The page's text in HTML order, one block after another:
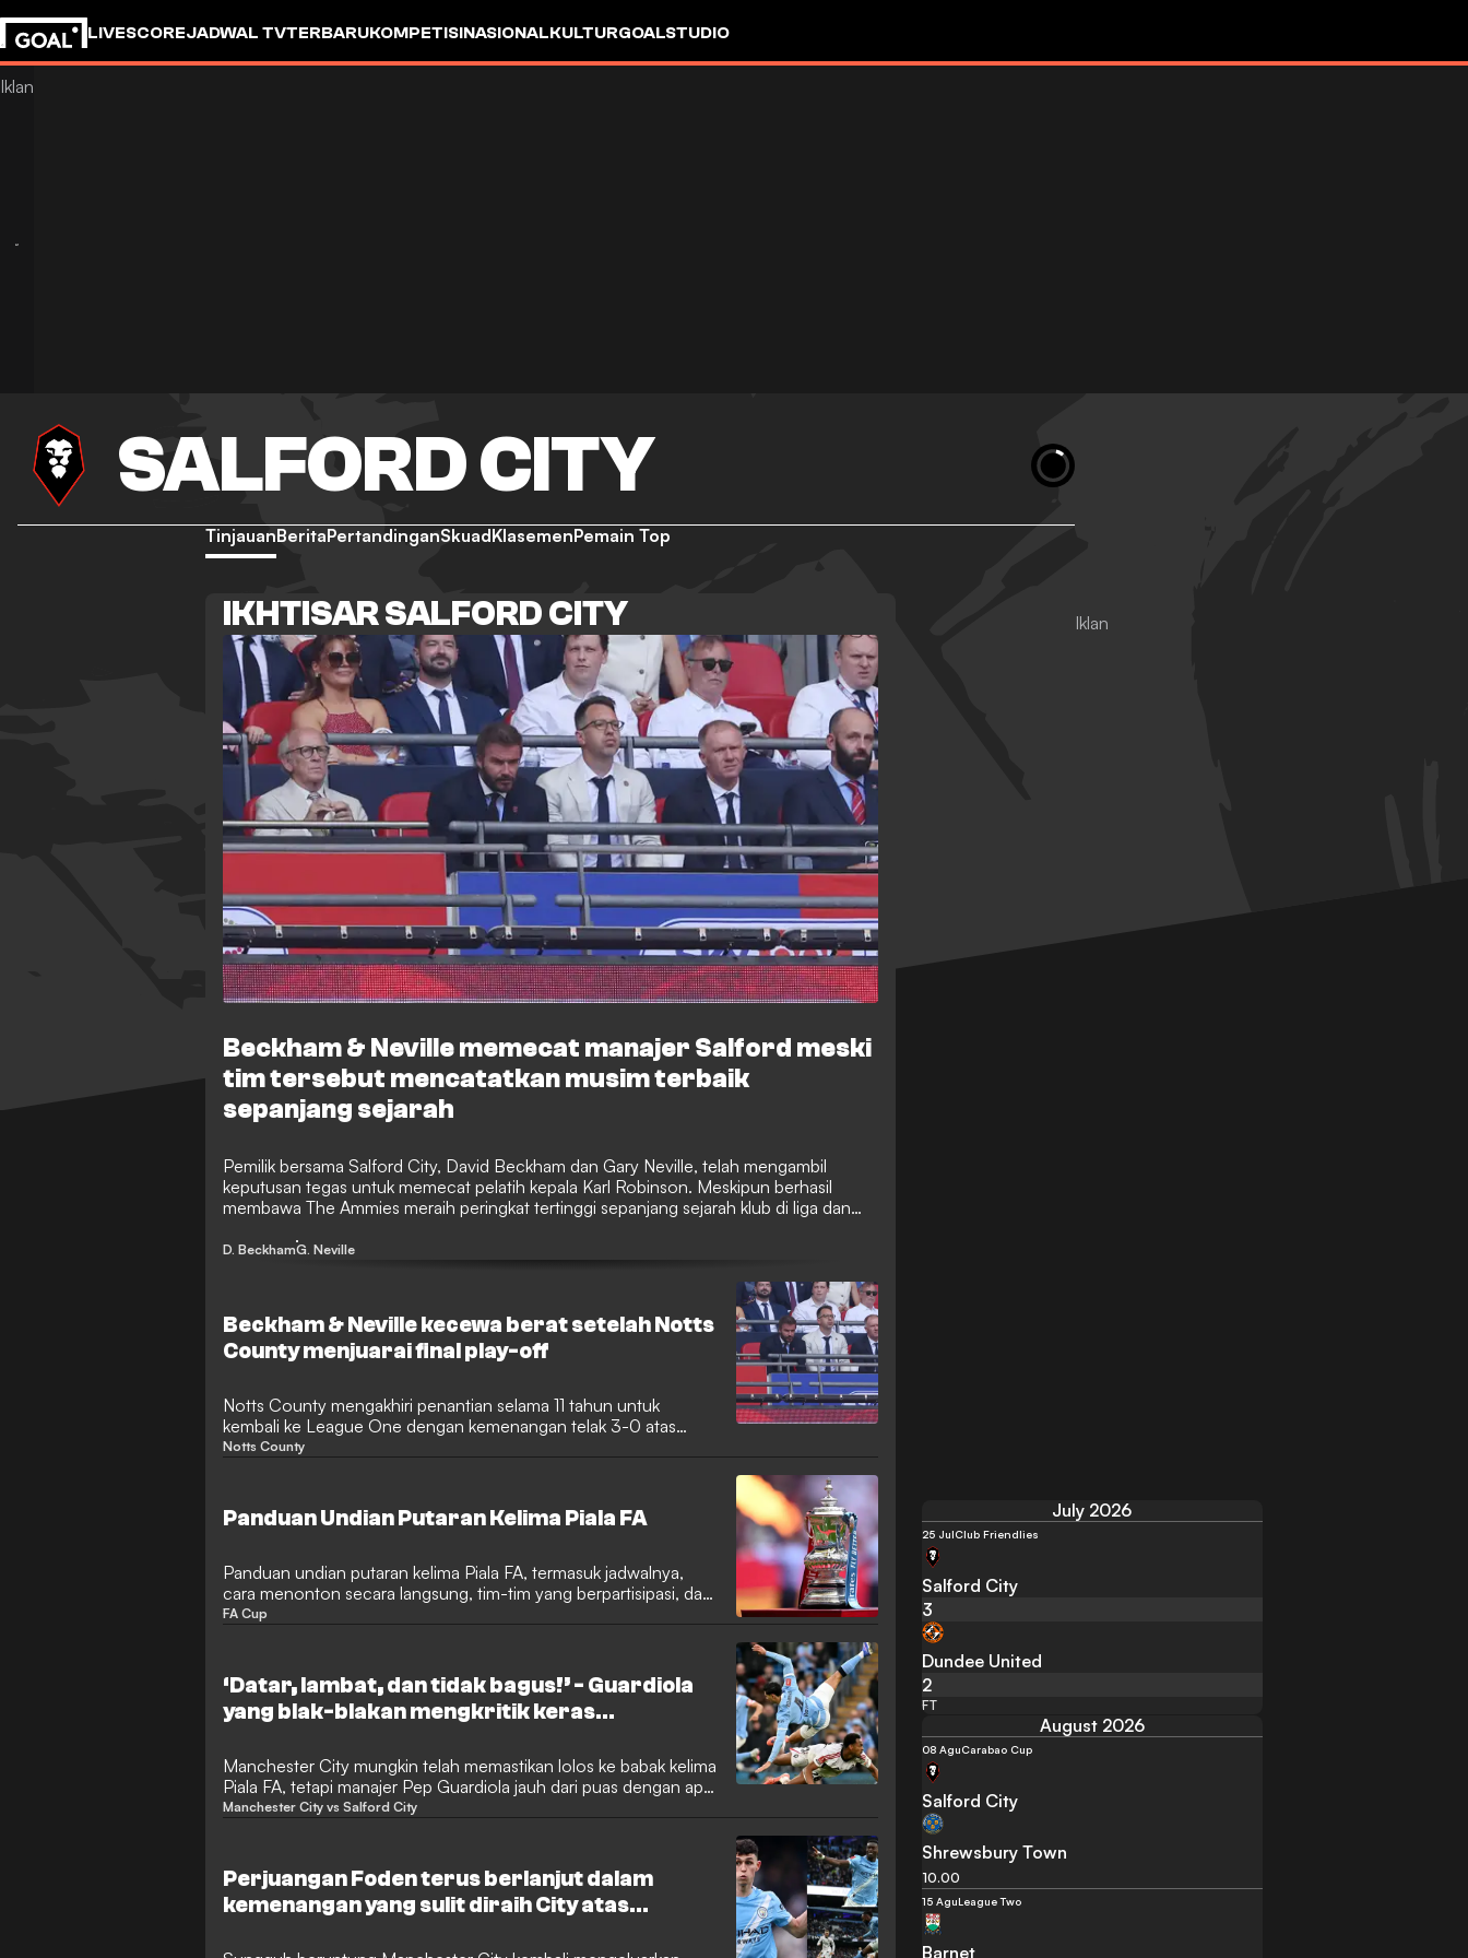
LIVESCOREJADWAL TVTERBARUKOMPETISINASIONALKULTURGOALSTUDIO
SALFORD CITY
TinjauanBeritaPertandinganSkuadKlasemenPemain Top
IKHTISAR SALFORD CITY
Beckham & Neville memecat manajer Salford meski
tim tersebut mencatatkan musim terbaik
sepanjang sejarah
Pemilik bersama Salford City, David Beckham dan Gary Neville, telah mengambil
keputusan tegas untuk memecat pelatih kepala Karl Robinson. Meskipun berhasil
membawa The Ammies meraih peringkat tertinggi sepanjang sejarah klub di liga dan
diberhentikan dari jabatannya dengan segera.
D. BeckhamG. Neville
Beckham & Neville kecewa berat setelah Notts
County menjuarai final play-off
Notts County mengakhiri penantian selama 11 tahun untuk
kembali ke League One dengan kemenangan telak 3-0 atas
Salford City di final play-off League Two. Penampilan gemilang
Salford yang terkenal itu.
Notts County
Panduan Undian Putaran Kelima Piala FA
Panduan undian putaran kelima Piala FA, termasuk jadwalnya,
cara menonton secara langsung, tim-tim yang berpartisipasi, dan
informasi lainnya.
FA Cup
‘Datar, lambat, dan tidak bagus!’ - Guardiola
yang blak-blakan mengkritik keras
Manchester City mungkin telah memastikan lolos ke babak kelima
Piala FA, tetapi manajer Pep Guardiola jauh dari puas dengan apa
yang dia saksikan di Stadion Etihad pada Sabtu. Meskipun meraih
timnya, menyebut performa tersebut "datar, lambat, dan tidak
bagus." Hasil tersebut memang berhasil, tetapi cara kemenangan
tersebut jauh dari memuaskan bagi juara Premier League saat ini.
Manchester City vs Salford City
Perjuangan Foden terus berlanjut dalam
kemenangan yang sulit diraih City atas
July 2026
25 JulClub Friendlies
Salford City
3
Dundee United
2
FT
August 2026
08 AguCarabao Cup
Salford City
Shrewsbury Town
10.00
15 AguLeague Two
Barnet